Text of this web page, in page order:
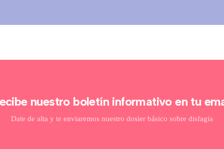
nuestro boletín informativo en tu
Date de alta y te enviaremos nuestro dosier básico sobre disfagia